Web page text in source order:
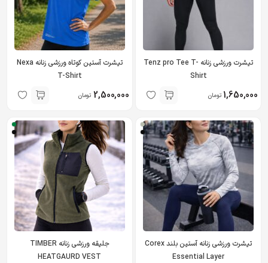
تیشرت ورزشی زنانه Tenz pro Tee T-
Shirt
1,650,000 تومان
تیشرت آستین کوتاه ورزشی زنانه Nexa
T-Shirt
2,500,000 تومان
تیشرت ورزشی زنانه آستین بلند Corex
Essential Layer
جلیقه ورزشی زنانه TIMBER
HEATGAURD VEST